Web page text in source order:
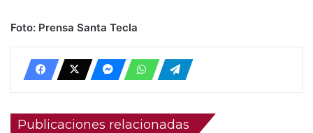
Foto: Prensa Santa Tecla
Publicaciones relacionadas